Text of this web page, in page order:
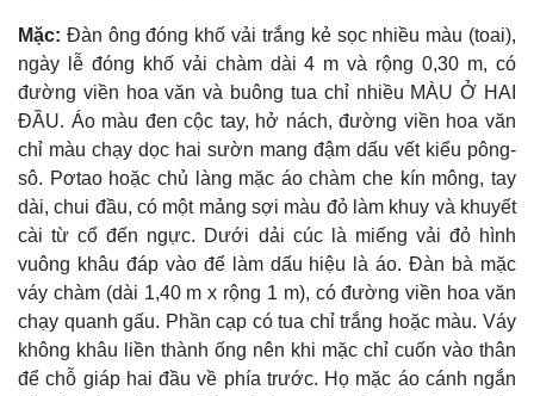
Mặc: Ðàn ông đóng khố vải trắng kẻ sọc nhiều màu (toai),
ngày lễ đóng khố vải chàm dài 4 m và rộng 0,30 m, có
đường viền hoa văn và buông tua chỉ nhiều MÀU Ở HAI
ÐẦU. Áo màu đen cộc tay, hở nách, đường viền hoa văn
chỉ màu chạy dọc hai sườn mang đậm dấu vết kiểu pông-
sô. Pơtao hoặc chủ làng mặc áo chàm che kín mông, tay
dài, chui đầu, có một mảng sợi màu đỏ làm khuy và khuyết
cài từ cổ đến ngực. Dưới dải cúc là miếng vải đỏ hình
vuông khâu đáp vào để làm dấu hiệu là áo. Ðàn bà mặc
váy chàm (dài 1,40 m x rộng 1 m), có đường viền hoa văn
chạy quanh gấu. Phần cạp có tua chỉ trắng hoặc màu. Váy
không khâu liền thành ống nên khi mặc chỉ cuốn vào thân
để chỗ giáp hai đầu về phía trước. Họ mặc áo cánh ngắn